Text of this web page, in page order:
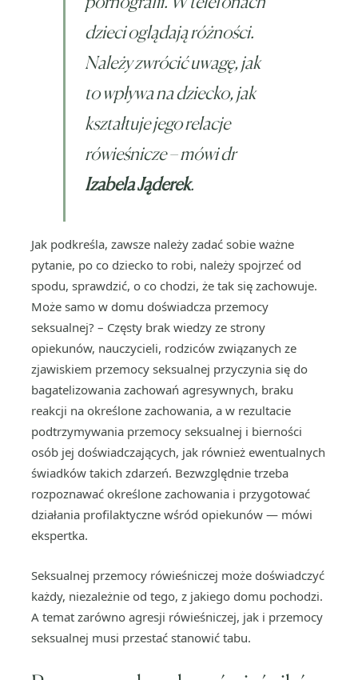
dzieci oglądają różności.
Należy zwrócić uwagę, jak
to wpływa na dziecko, jak
kształtuje jego relacje
rówieśnicze – mówi dr
Izabela Jąderek.
Jak podkreśla, zawsze należy zadać sobie ważne
pytanie, po co dziecko to robi, należy spojrzeć od
spodu, sprawdzić, o co chodzi, że tak się zachowuje.
Może samo w domu doświadcza przemocy
seksualnej? – Częsty brak wiedzy ze strony
opiekunów, nauczycieli, rodziców związanych ze
zjawiskiem przemocy seksualnej przyczynia się do
bagatelizowania zachowań agresywnych, braku
reakcji na określone zachowania, a w rezultacie
podtrzymywania przemocy seksualnej i bierności
osób jej doświadczających, jak również ewentualnych
świadków takich zdarzeń. Bezwzględnie trzeba
rozpoznawać określone zachowania i przygotować
działania profilaktyczne wśród opiekunów — mówi
ekspertka.
Seksualnej przemocy rówieśniczej może doświadczyć
każdy, niezależnie od tego, z jakiego domu pochodzi.
A temat zarówno agresji rówieśniczej, jak i przemocy
seksualnej musi przestać stanowić tabu.